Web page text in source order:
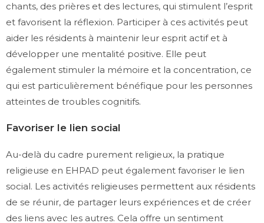
chants, des prières et des lectures, qui stimulent l’esprit
et favorisent la réflexion. Participer à ces activités peut
aider les résidents à maintenir leur esprit actif et à
développer une mentalité positive. Elle peut
également stimuler la mémoire et la concentration, ce
qui est particulièrement bénéfique pour les personnes
atteintes de troubles cognitifs.
Favoriser le lien social
Au-delà du cadre purement religieux, la pratique
religieuse en EHPAD peut également favoriser le lien
social. Les activités religieuses permettent aux résidents
de se réunir, de partager leurs expériences et de créer
des liens avec les autres. Cela offre un sentiment